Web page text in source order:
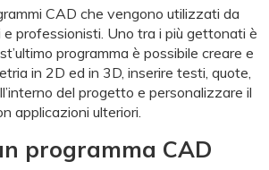
CAD che vengono utilizzati da
professionisti. Uno tra i più gettonati è
programma è possibile creare e
in 2D ed in 3D, inserire testi, quote,
del progetto e personalizzare il
applicazioni ulteriori.
programma CAD